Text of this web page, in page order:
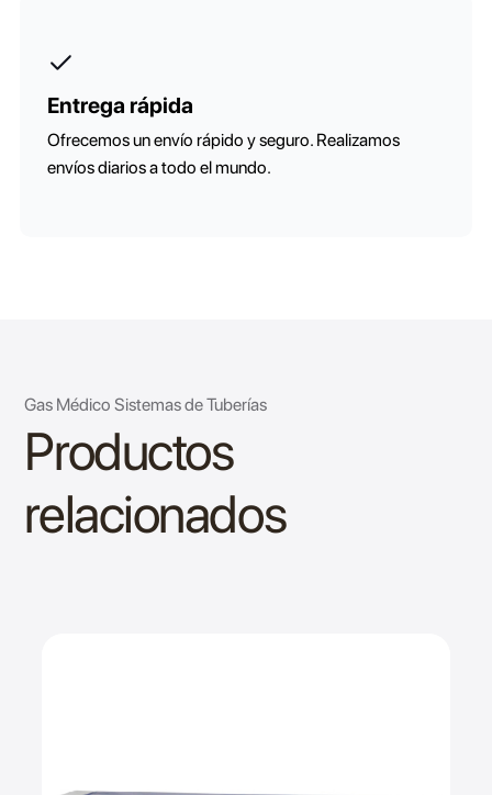
Entrega rápida
Ofrecemos un envío rápido y seguro. Realizamos
envíos diarios a todo el mundo.
Gas Médico Sistemas de Tuberías
Productos
relacionados